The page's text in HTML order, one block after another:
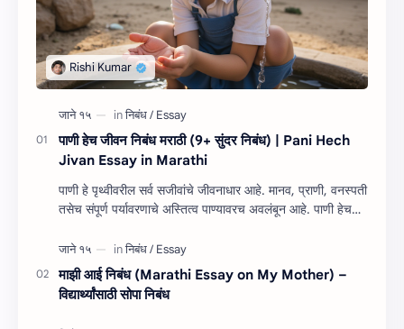
पाणी हेच जीवन निबंध मराठी (9+ सुंदर निबंध) | Pani Hech
Jivan Essay in Marathi
पाणी हे पृथ्वीवरील सर्व सजीवांचे जीवनाधार आहे. मानव, प्राणी, वनस्पती
तसेच संपूर्ण पर्यावरणाचे अस्तित्व पाण्यावरच अवलंबून आहे. पाणी हेच
माझी आई निबंध (Marathi Essay on My Mother) –
विद्यार्थ्यांसाठी सोपा निबंध